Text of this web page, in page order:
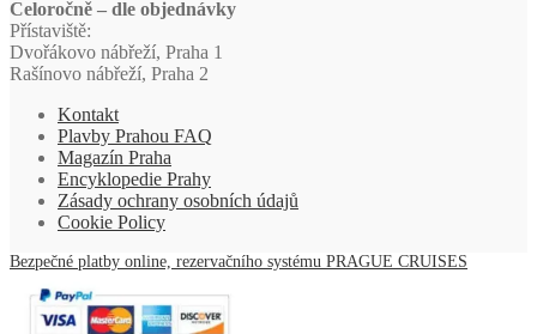
Celoročně – dle objednávky
Přístaviště:
Dvořákovo nábřeží, Praha 1
Rašínovo nábřeží, Praha 2
Kontakt
Plavby Prahou FAQ
Magazín Praha
Encyklopedie Prahy
Zásady ochrany osobních údajů
Cookie Policy
Bezpečné platby online, rezervačního systému PRAGUE CRUISES